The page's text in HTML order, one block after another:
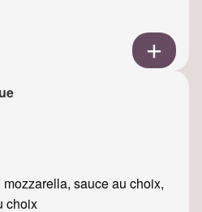
sauce au choix,
choix